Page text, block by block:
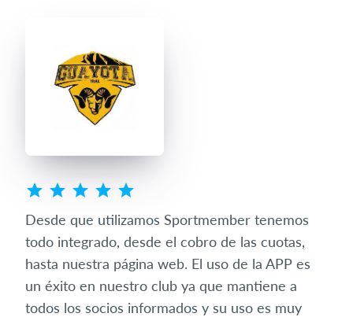
Desde que utilizamos Sportmember tenemos
todo integrado, desde el cobro de las cuotas,
hasta nuestra página web. El uso de la APP es
un éxito en nuestro club ya que mantiene a
todos los socios informados y su uso es muy